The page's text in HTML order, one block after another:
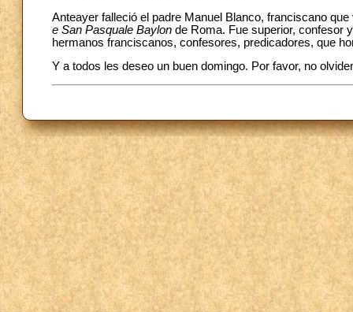
Anteayer falleció el padre Manuel Blanco, franciscano
e San Pasquale Baylon de Roma. Fue superior, confesor
hermanos franciscanos, confesores, predicadores, que
Y a todos les deseo un buen domingo. Por favor, no